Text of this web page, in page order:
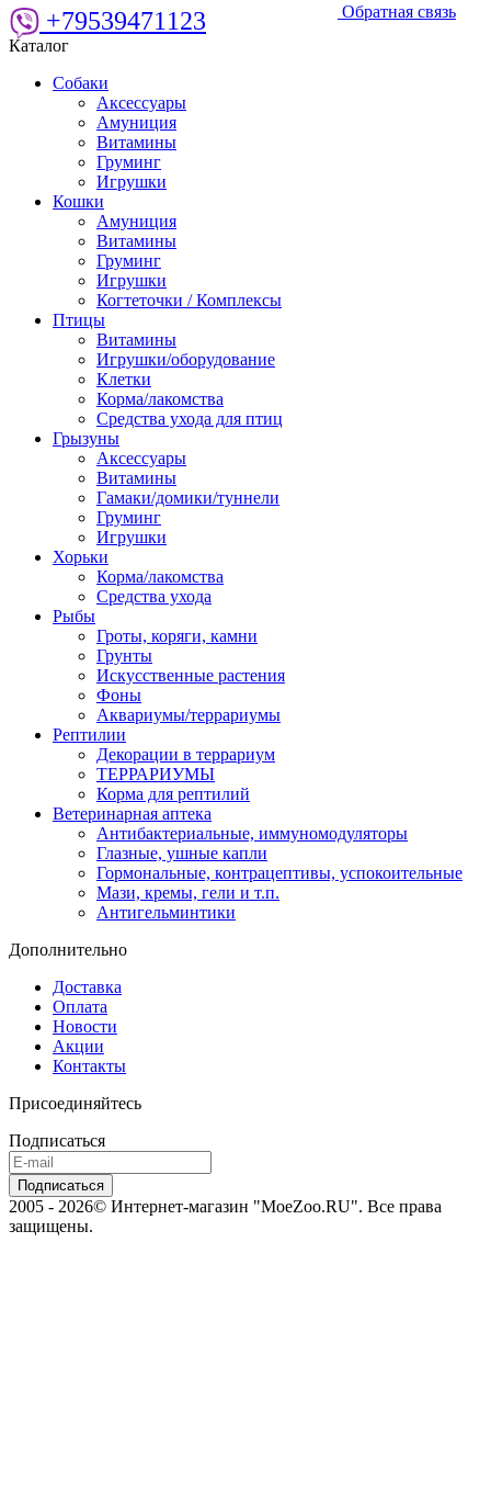
Обратная связь
+79539471123
Каталог
Собаки
Аксессуары
Амуниция
Витамины
Груминг
Игрушки
Кошки
Амуниция
Витамины
Груминг
Игрушки
Когтеточки / Комплексы
Птицы
Витамины
Игрушки/оборудование
Клетки
Корма/лакомства
Средства ухода для птиц
Грызуны
Аксессуары
Витамины
Гамаки/домики/туннели
Груминг
Игрушки
Хорьки
Корма/лакомства
Средства ухода
Рыбы
Гроты, коряги, камни
Грунты
Искусственные растения
Фоны
Аквариумы/террариумы
Рептилии
Декорации в террариум
ТЕРРАРИУМЫ
Корма для рептилий
Ветеринарная аптека
Антибактериальные, иммуномодуляторы
Глазные, ушные капли
Гормональные, контрацептивы, успокоительные
Мази, кремы, гели и т.п.
Антигельминтики
Дополнительно
Доставка
Оплата
Новости
Акции
Контакты
Присоединяйтесь
Подписаться
2005 - 2026© Интернет-магазин "MoeZoo.RU". Все права
защищены.